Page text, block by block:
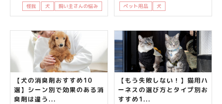
怪我 犬 飼い主さんの悩み ペット用品 犬
【犬の消臭剤おすすめ10
選】シーン別で効果のある消
臭剤は違う...
【もう失敗しない！】猫用ハ
ーネスの選び方とタイプ別お
すすめ1...